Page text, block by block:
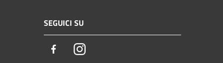
SEGUICI SU
FacebookInstagram